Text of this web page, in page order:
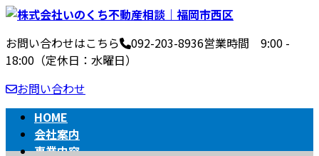
コ
テ
ン
ツ
へ
ッ
ナ
ゲ
ー
シ
ョ
移
お問い合わせはこちら 092-203-8936営業時間 9:00 -
18:00（定休日：水曜日）
お問い合わせ
HOME
会社案内
事業内容